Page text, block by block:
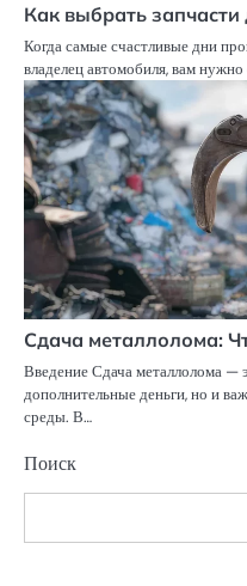
Как выбрать
Когда самые счастливые дни
владелец автомобиля, вам
Сдача металлолома:
Введение Сдача металлолома —
дополнительные деньги, но и
среды. В…
Поиск